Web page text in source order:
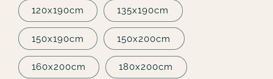
120x190cm 135x190cm
150x190cm 150x200cm
160x200cm 180x200cm